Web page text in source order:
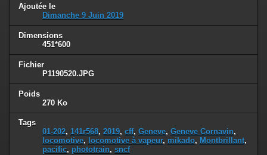
Ajoutée le
Dimanche 9 Juin 2019
Dimensions
451*600
Fichier
P1190520.JPG
Poids
270 Ko
Tags
01-202, 141r568, 2019, cff, Geneve, Geneve Cornavin,
locomotive, locomotive à vapeur, mikado, Montbrillant,
pacific, phototrain, sncf